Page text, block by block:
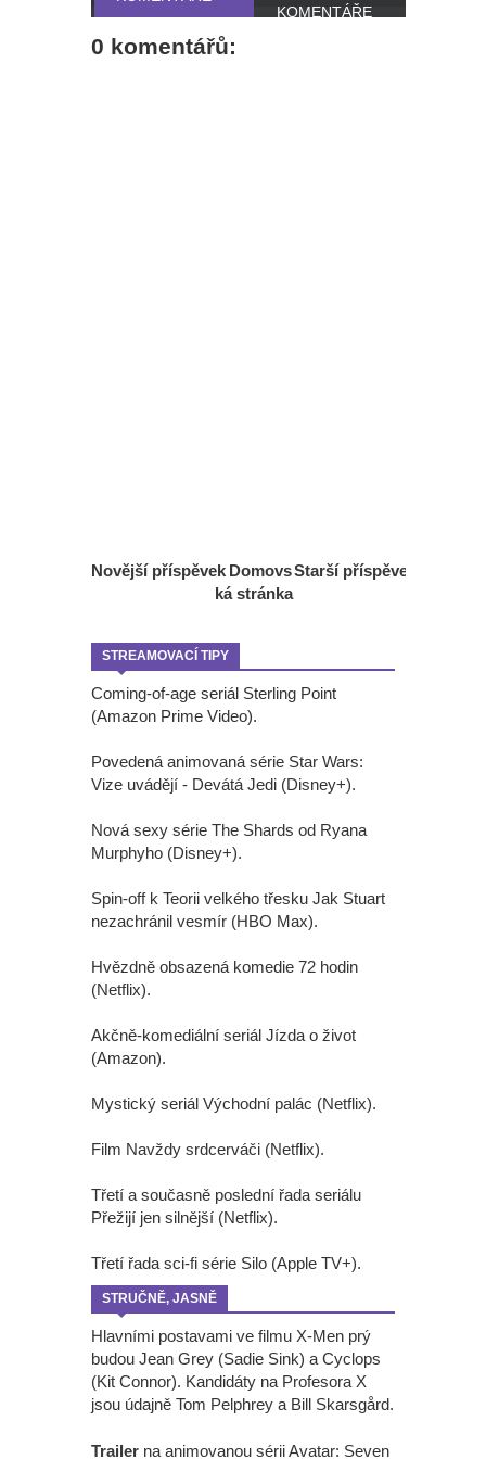
KOMENTÁŘE
0 komentářů:
Novější příspěvek Starší příspěvek
Domovs
ká stránka
STREAMOVACÍ TIPY
Coming-of-age seriál Sterling Point
(Amazon Prime Video).
Povedená animovaná série Star Wars:
Vize uvádějí - Devátá Jedi (Disney+).
Nová sexy série The Shards od Ryana
Murphyho (Disney+).
Spin-off k Teorii velkého třesku Jak Stuart
nezachránil vesmír (HBO Max).
Hvězdně obsazená komedie 72 hodin
(Netflix).
Akčně-komediální seriál Jízda o život
(Amazon).
Mystický seriál Východní palác (Netflix).
Film Navždy srdcerváči (Netflix).
Třetí a současně poslední řada seriálu
Přežijí jen silnější (Netflix).
Třetí řada sci-fi série Silo (Apple TV+).
STRUČNĚ, JASNĚ
Hlavními postavami ve filmu X-Men prý
budou Jean Grey (Sadie Sink) a Cyclops
(Kit Connor). Kandidáty na Profesora X
jsou údajně Tom Pelphrey a Bill Skarsgård.
Trailer na animovanou sérii Avatar: Seven